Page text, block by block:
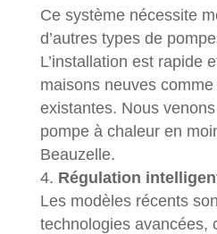
Ce système nécessite
d’autres types de
L’installation est rapide
maisons neuves
existantes. Nous
pompe à chaleur en
Beauzelle.
Régulation
Les modèles récents
technologies avancées,